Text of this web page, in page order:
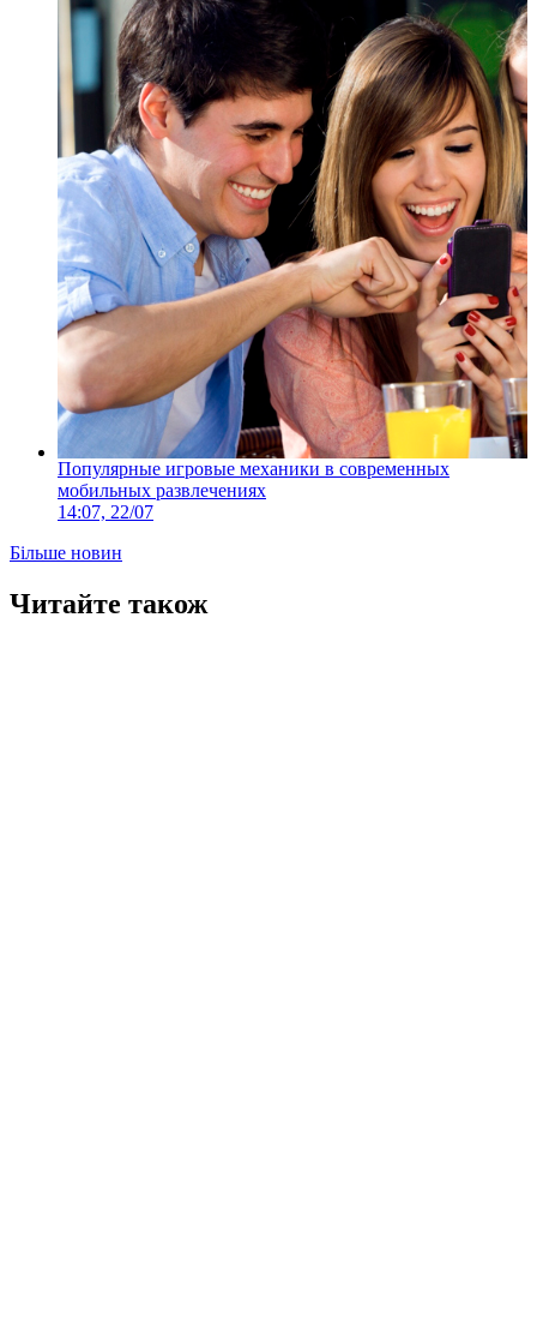
Популярные игровые механики в современных
мобильных развлечениях
14:07, 22/07
Більше новин
Читайте також